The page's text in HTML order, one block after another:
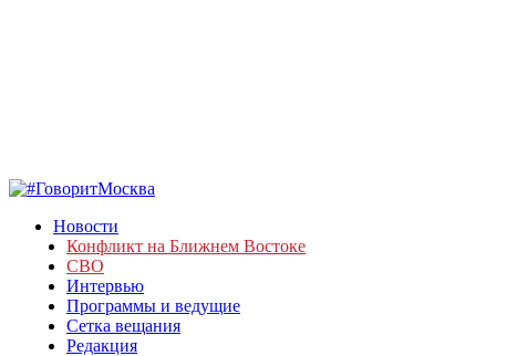
Новости
Конфликт на Ближнем Востоке
СВО
Интервью
Программы и ведущие
Сетка вещания
Редакция